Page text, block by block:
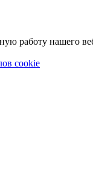
работу нашего
cookie